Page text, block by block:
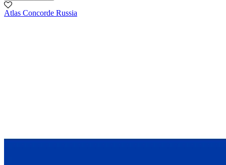
Atlas Concorde Russia